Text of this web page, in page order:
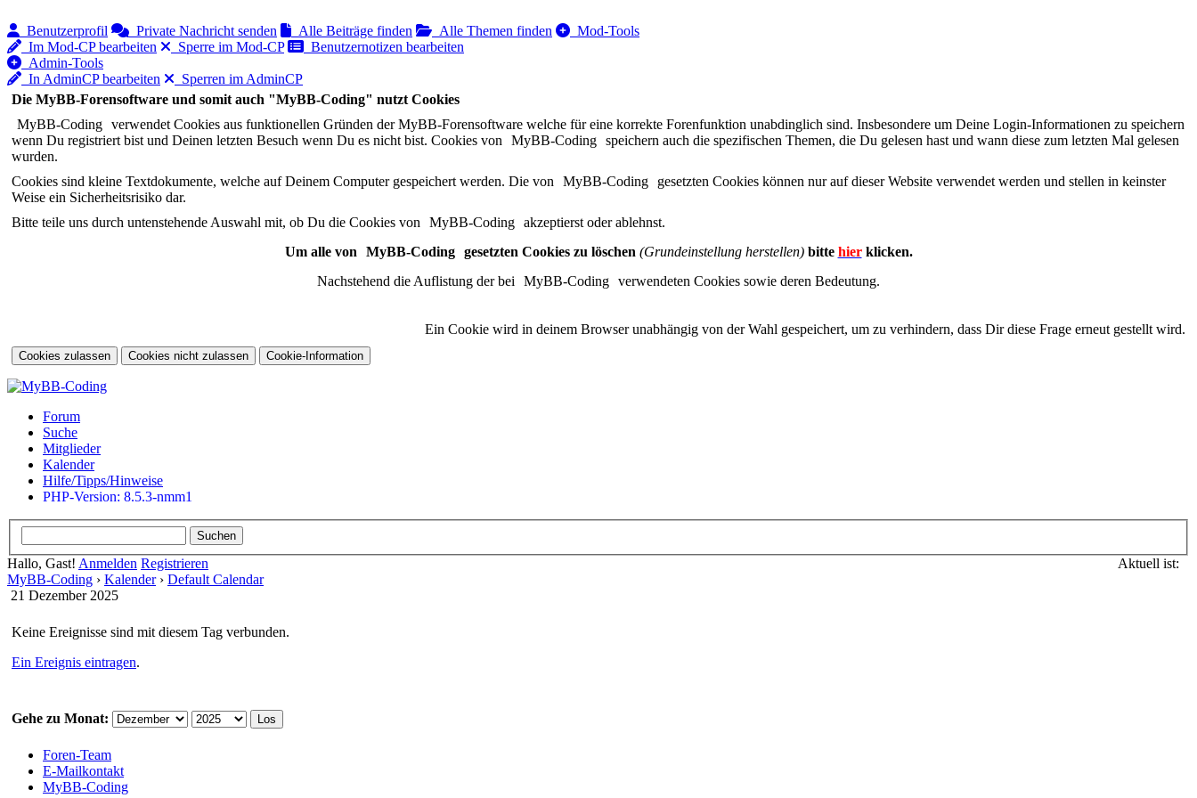
Benutzerprofil Private Nachricht senden Alle Beiträge finden Alle Themen finden
Mod-Tools
Im Mod-CP bearbeiten
Sperre im Mod-CP
Benutzernotizen bearbeiten
Admin-Tools
In AdminCP bearbeiten
Sperren im AdminCP
Die MyBB-Forensoftware und somit auch "MyBB-Coding" nutzt Cookies
MyBB-Coding verwendet Cookies aus funktionellen Gründen der MyBB-Forensoftware welche für eine korrekte Forenfunktion unabdinglich sind. Insbesondere um Deine Login-Informationen zu speichern
wenn Du registriert bist und Deinen letzten Besuch wenn Du es nicht bist. Cookies von
MyBB-Coding speichern auch die spezifischen Themen, die Du gelesen hast und wann diese zum letzten Mal gelesen
wurden.
Cookies sind kleine Textdokumente, welche auf Deinem Computer gespeichert werden. Die von
MyBB-Coding
gesetzten Cookies können nur auf dieser Website verwendet werden und stellen in keinster
Weise ein Sicherheitsrisiko dar.
Bitte teile uns durch untenstehende Auswahl mit, ob Du die Cookies von
MyBB-Coding akzeptierst oder ablehnst.
Um alle von
MyBB-Coding gesetzten Cookies zu löschen (Grundeinstellung herstellen) bitte hierklicken.
Nachstehend die Auflistung der bei
MyBB-Coding verwendeten Cookies sowie deren Bedeutung.
Ein Cookie wird in deinem Browser unabhängig von der Wahl gespeichert, um zu verhindern, dass Dir diese Frage erneut gestellt wird.
Forum
Suche
Mitglieder
Kalender
Hilfe/Tipps/Hinweise
PHP-Version: 8.5.3-nmm1
Aktuell ist:
Hallo, Gast! Anmelden Registrieren
MyBB-Coding › Kalender› Default Calendar
21 Dezember 2025
Keine Ereignisse sind mit diesem Tag verbunden.
Ein Ereignis eintragen.
Gehe zu Monat:
Foren-Team
E-Mailkontakt
MyBB-Coding